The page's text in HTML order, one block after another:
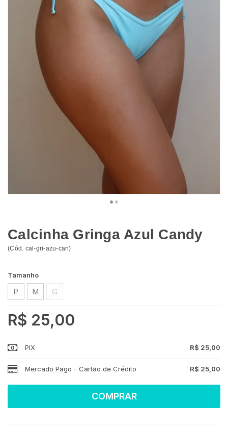
Calcinha Gringa Azul Candy
(Cód. cal-gri-azu-can)
Tamanho
P M G
R$ 25,00
PIX R$ 25,00
Mercado Pago - Cartão de Crédito R$ 25,00
COMPRAR